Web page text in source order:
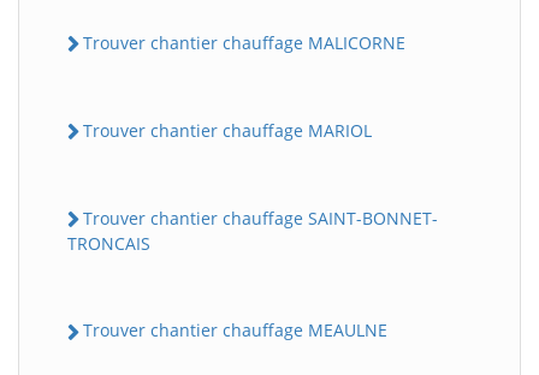
Trouver chantier chauffage MALICORNE
Trouver chantier chauffage MARIOL
Trouver chantier chauffage SAINT-BONNET-
TRONCAIS
Trouver chantier chauffage MEAULNE